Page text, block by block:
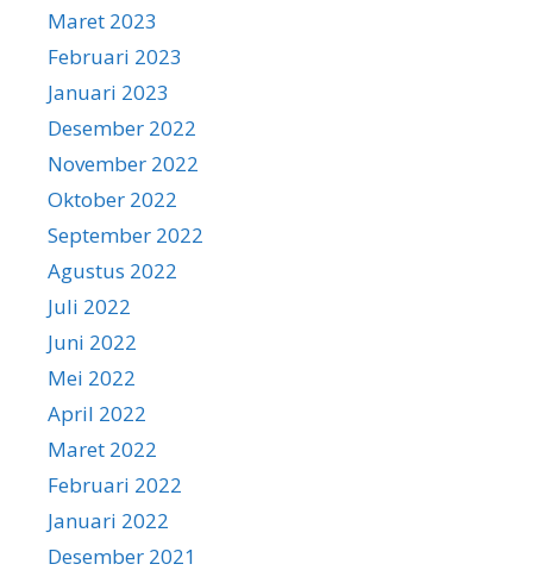
Maret 2023
Februari 2023
Januari 2023
Desember 2022
November 2022
Oktober 2022
September 2022
Agustus 2022
Juli 2022
Juni 2022
Mei 2022
April 2022
Maret 2022
Februari 2022
Januari 2022
Desember 2021